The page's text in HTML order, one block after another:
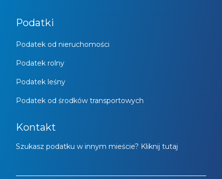
Podatki
Podatek od nieruchomości
Podatek rolny
Podatek leśny
Podatek od środków transportowych
Kontakt
Szukasz podatku w innym mieście? Kliknij tutaj